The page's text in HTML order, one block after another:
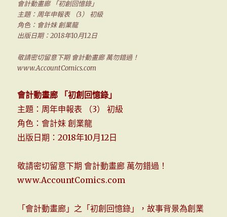
會計動畫廊 「初創回憶錄」
主題：周年申報表 （3） 初級
角色：會計妹 創業龍
出版日期：2018年10月12日
敬請密切留意下期 會計動畫廊 萬勿錯過！
www.AccountComics.com
會計動畫廊 「初創回憶錄」
主題：周年申報表 （3） 初級
角色：會計妹 創業龍
出版日期：2018年10月12日
敬請密切留意下期 會計動畫廊 萬勿錯過！
www.AccountComics.com
「會計動畫廊」之「初創回憶錄」，故事背景為創業